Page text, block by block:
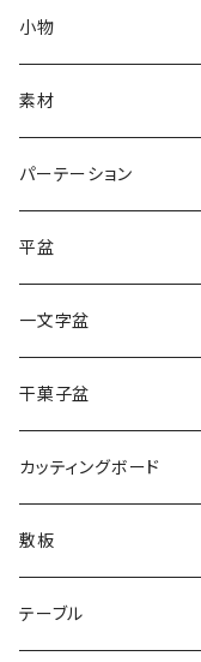
小物
素材
パーテーション
平盆
一文字盆
干菓子盆
カッティングボード
敷板
テーブル